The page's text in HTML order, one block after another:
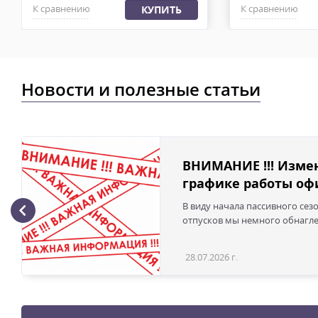
К сравнению КУПИТЬ К сравнению
Новости и полезные статьи
ВНИМАНИЕ !!!
графике работы
В виду начала пассивного
отпусков мы немного
28.07.2026 г.